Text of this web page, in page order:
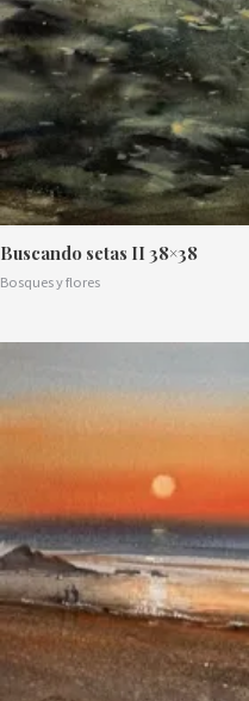
Buscando setas II 38×38
Bosques y flores